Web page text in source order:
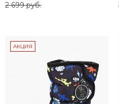
2 699 руб.
АКЦИЯ